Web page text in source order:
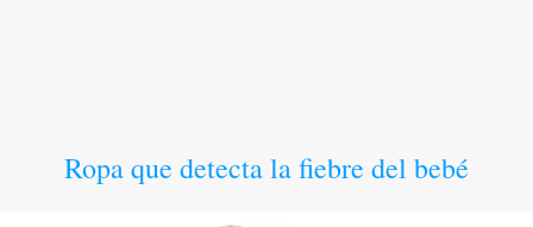
Ropa que detecta la fiebre del bebé